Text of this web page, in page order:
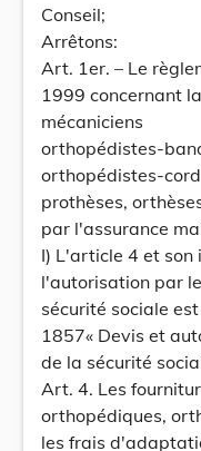
Conseil;
Arrêtons:
Art. 1er. – Le
1999 concernant
mécaniciens
orthopédistes-
orthopédistes-
prothèses,
par l'assurance
I) L'article 4 et
l'autorisation par
sécurité sociale
1857« Devis et
de la sécurité
Art. 4. Les
orthopédiques,
les frais